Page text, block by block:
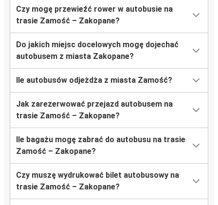
Czy mogę przewieźć rower w autobusie na
trasie Zamość – Zakopane?
Do jakich miejsc docelowych mogę dojechać
autobusem z miasta Zakopane?
Ile autobusów odjeżdża z miasta Zamość?
Jak zarezerwować przejazd autobusem na
trasie Zamość – Zakopane?
Ile bagażu mogę zabrać do autobusu na trasie
Zamość – Zakopane?
Czy muszę wydrukować bilet autobusowy na
trasie Zamość – Zakopane?